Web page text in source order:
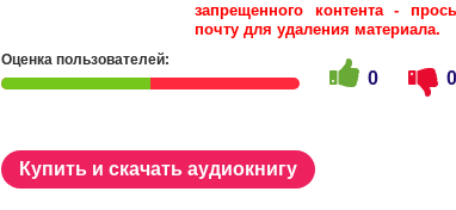
запрещенного контента -
почту для удаления материала.
Оценка пользователей:
0 0
Купить и скачать аудиокнигу